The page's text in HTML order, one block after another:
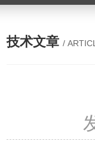
技术文章 /